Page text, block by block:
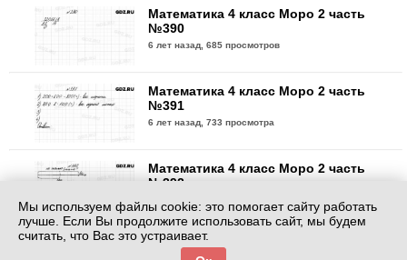
Математика 4 класс Моро 2 часть
№390
6 лет назад,685 просмотров
Математика 4 класс Моро 2 часть
№391
6 лет назад,733 просмотра
Математика 4 класс Моро 2 часть
№392
Математика 4 класс Моро 2 часть
Мы используем файлы cookie: это помогает сайту работать
лучше. Если Вы продолжите использовать сайт, мы будем
считать, что Вас это устраивает.